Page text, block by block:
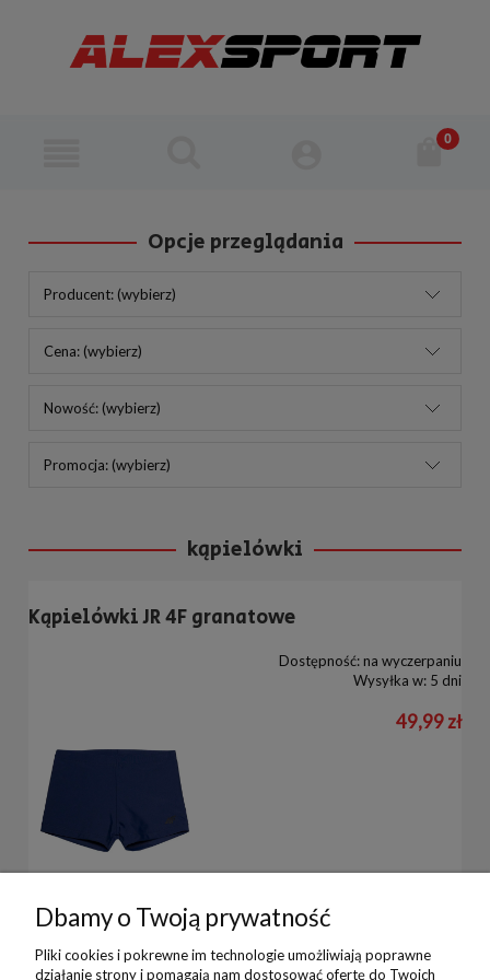
Opcje przeglądania
Producent: (wybierz)
Cena: (wybierz)
Nowość: (wybierz)
Promocja: (wybierz)
kąpielówki
Kąpielówki JR 4F granatowe
Dostępność: na wyczerpaniu
Wysyłka w: 5 dni
49,99 zł
Dbamy o Twoją prywatność
Pliki cookies i pokrewne im technologie umożliwiają poprawne
działanie strony i pomagają nam dostosować ofertę do Twoich